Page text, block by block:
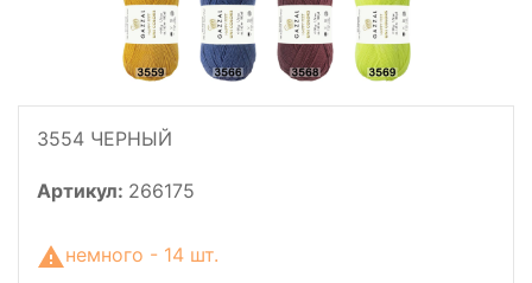
3554 ЧЕРНЫЙ
Артикул: 266175
немного - 14 шт.